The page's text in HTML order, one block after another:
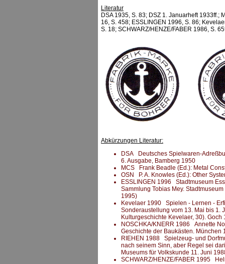
Literatur
DSA 1935, S. 83; DSZ 1. Januarheft
16, S. 458; ESSLINGEN 1996, S. 86;
S. 18; SCHWARZ/HENZE/FABER 1986, S.
Abkürzungen Literatur:
DSA Deutsches Spielwaren-
6. Ausgabe, Bamberg 1950
MCS Frank Beadle (Ed.): Metal
OSN P. A. Knowles (Ed.): Other
ESSLINGEN 1996 Stadtmuseum
Sammlung Tobias Mey.
1995)
Kevelaer 1990 Spielen - Lernen -
Sonderaustellung vom 13. Mai bis 1.
Kulturgeschichte Kevelaer, 30). Goch
NOSCHKA/KNERR 1986 Annette
Geschichte der Baukästen. München
RIEHEN 1988 Spielzeug- und
nach seinem Sinn, aber Regel sei
Museums für Volkskunde 11. Juni
SCHWARZ/HENZE/FABER 1995